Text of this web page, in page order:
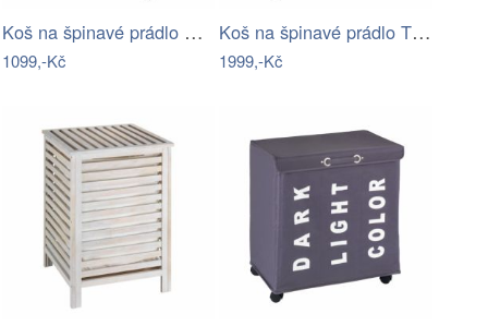
Koš na špinavé prádlo QUADRO, 79 l,…
1099,-Kč
Koš na špinavé prádlo TRIVO BEIGE - až…
1999,-Kč